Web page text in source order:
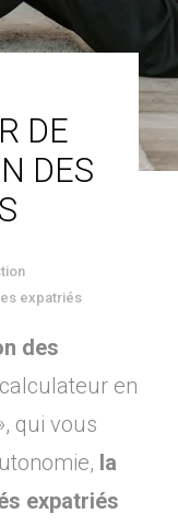
expatriés
DE
DES
des
en
qui vous
la
expatriés